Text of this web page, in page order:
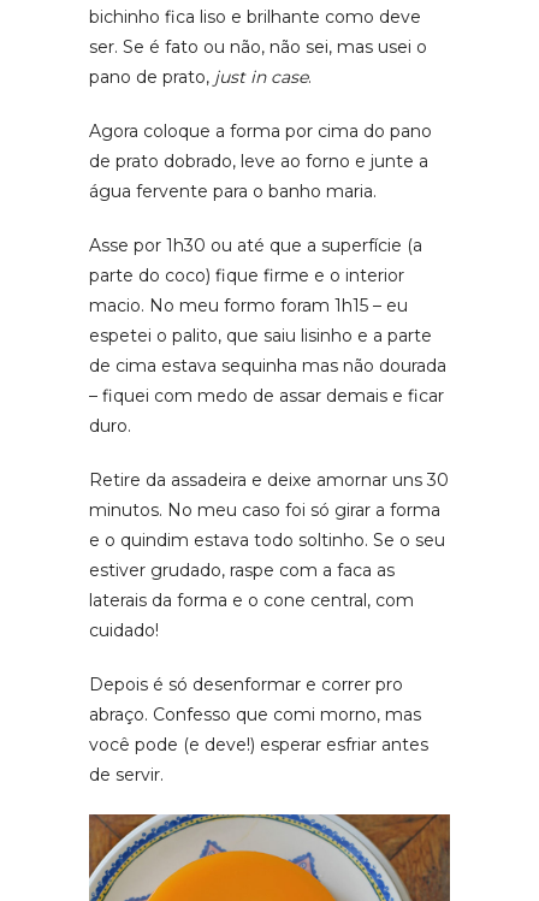
bichinho fica liso e brilhante como deve
ser. Se é fato ou não, não sei, mas usei o
pano de prato, just in case.
Agora coloque a forma por cima do pano
de prato dobrado, leve ao forno e junte a
água fervente para o banho maria.
Asse por 1h30 ou até que a superfície (a
parte do coco) fique firme e o interior
macio. No meu formo foram 1h15 – eu
espetei o palito, que saiu lisinho e a parte
de cima estava sequinha mas não dourada
– fiquei com medo de assar demais e ficar
duro.
Retire da assadeira e deixe amornar uns 30
minutos. No meu caso foi só girar a forma
e o quindim estava todo soltinho. Se o seu
estiver grudado, raspe com a faca as
laterais da forma e o cone central, com
cuidado!
Depois é só desenformar e correr pro
abraço. Confesso que comi morno, mas
você pode (e deve!) esperar esfriar antes
de servir.